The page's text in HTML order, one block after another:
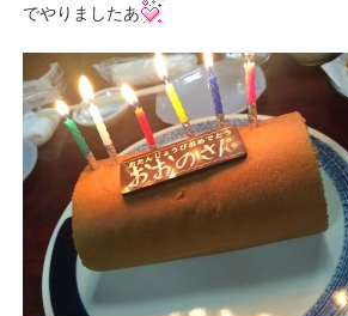
でやりましたあ